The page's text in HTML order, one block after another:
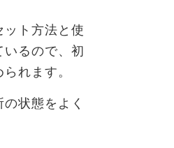
ト方法と使
るので、初
れます。
状態をよく